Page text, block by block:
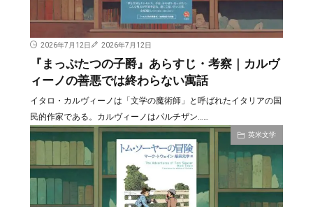
2026年7月12日 2026年7月12日
『まっぷたつの子爵』あらすじ・考察｜カルヴ
ィーノの善悪では終わらない寓話
イタロ・カルヴィーノは「文学の魔術師」と呼ばれたイタリアの国
民的作家である。カルヴィーノはパルチザン……
英米文学